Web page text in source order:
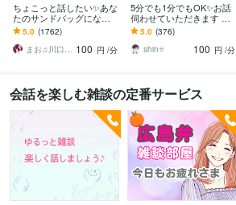
ちょこっと話したい✨あな
たのサンドバッグになり
ます 女性も大歓迎✨秘密
厳守☘️話すことでお気持
ちが晴れやかに☘️
5.0 (1762)
まお♫川口茉央♫ 100 円 /分
5分でも1分でもOK✨お話
伺わせていただきます 愚
痴・相談・雑談なんでも
お話ください♪
5.0 (376)
shin⭐️
100 円 /分
会話を楽しむ雑談の定番サービス